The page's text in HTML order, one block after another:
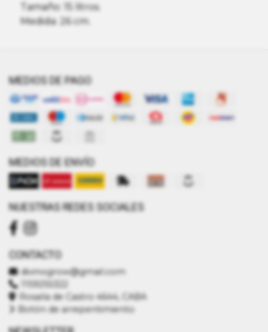
Tamaño: 15 litros.
Medida: 26 cm.
MEDIOS DE PAGO
MEDIOS DE ENVÍO
NUESTRAS REDES SOCIALES
CONTACTO
divinogrow@gmail.com
1159255322
Rosalía de Castro 4644, CABA
Botón de arrepentimiento